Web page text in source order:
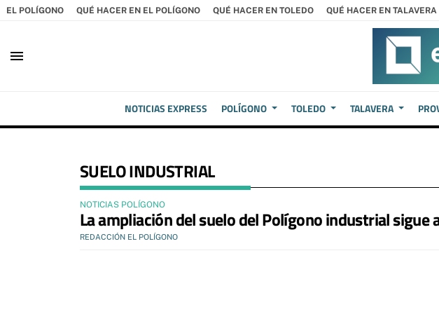
EL POLÍGONO QUÉ HACER EN EL POLÍGONO QUÉ HACER EN TOLEDO QUÉ HACER EN TALAVERA
menu
NOTICIAS EXPRESS POLÍGONO TOLEDO TALAVERA
SUELO INDUSTRIAL
NOTICIAS POLÍGONO
La ampliación del suelo del Polígono industrial sigue
REDACCIÓN EL POLÍGONO